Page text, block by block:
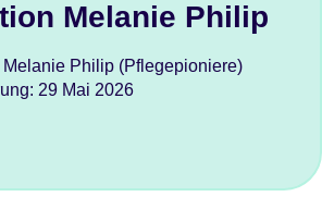
Melanie Philip
Melanie Philip (Pflegepioniere)
29 Mai 2026